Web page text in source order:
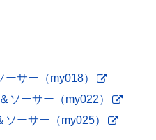
サー（my018）
ソーサー（my022）
ーサー（my025）